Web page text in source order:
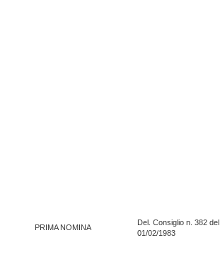
PRIMA NOMINA
Del. Consiglio n. 382 del
01/02/1983